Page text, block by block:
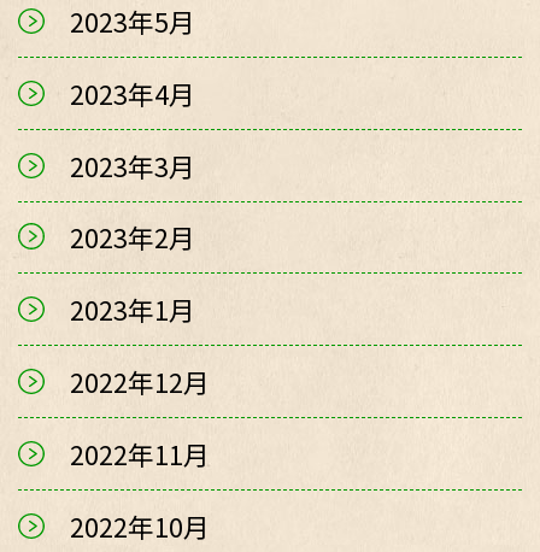
2023年5月
2023年4月
2023年3月
2023年2月
2023年1月
2022年12月
2022年11月
2022年10月